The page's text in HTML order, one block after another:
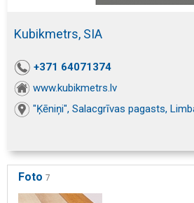
Kubikmetrs, SIA
+371 64071374
www.kubikmetrs.lv
"Ķēniņi", Salacgrīvas pagasts,
Foto 7